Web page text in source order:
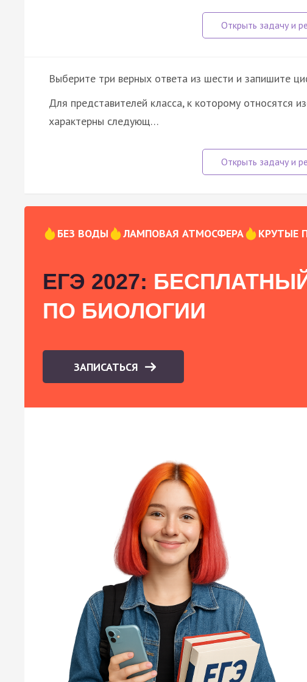
Выберите три верных ответа из шести и запишите
Для представителей класса, к которому относятся
характерны следующ…
БЕЗ ВОДЫ ЛАМПОВАЯ АТМОСФЕРА КРУТЫЕ
ЕГЭ 2027:
ПО БИОЛОГИИ
ЗАПИСАТЬСЯ